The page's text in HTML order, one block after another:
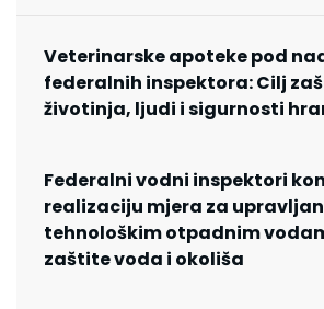
Veterinarske apoteke pod
federalnih inspektora: Cilj
životinja, ljudi i sigurnosti
Federalni vodni inspektori
realizaciju mjera za
tehnološkim otpadnim
zaštite voda i okoliša